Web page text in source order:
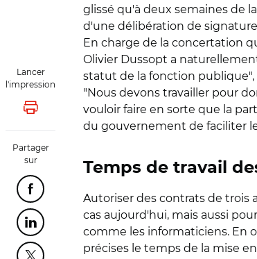
Lancer
l'impression
Lancer l'impression
Partager
sur
Partager cette page sur Facebook
Partager cette page sur Linkedin
glissé qu'à deux semaines de
d'une délibération de
En charge de la concertation
Olivier Dussopt a
statut de la fonction
"Nous devons travailler pour
vouloir faire en sorte que la
du gouvernement de faciliter
Temps de travail
Autoriser des contrats de trois
cas aujourd'hui, mais aussi
comme les informaticiens. En
précises le temps de la mise